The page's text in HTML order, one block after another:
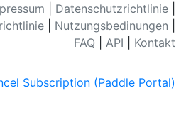
Datenschutzrichtlinie
Nutzungsbedinungen
FAQ
API Kontakt
Subscription (Paddle Portal)